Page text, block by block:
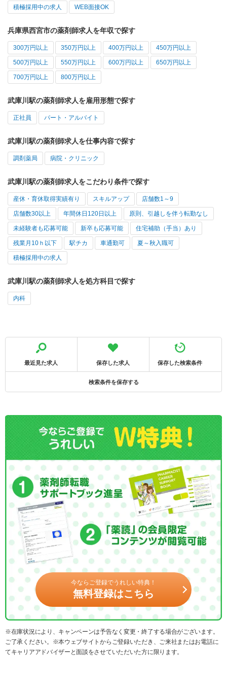
積極採用中の求人 WEB面接OK
兵庫県西宮市の薬剤師求人を年収で探す
300万円以上 350万円以上 400万円以上 450万円以上
500万円以上 550万円以上 600万円以上 650万円以上
700万円以上 800万円以上
武庫川駅の薬剤師求人を雇用形態で探す
正社員 パート・アルバイト
武庫川駅の薬剤師求人を仕事内容で探す
調剤薬局 病院・クリニック
武庫川駅の薬剤師求人をこだわり条件で探す
産休・育休取得実績有り スキルアップ 店舗数1～9
店舗数30以上 年間休日120日以上 原則、引越しを伴う転勤なし
未経験者も応募可能 新卒も応募可能 住宅補助（手当）あり
残業月10ｈ以下 駅チカ 車通勤可 夏～秋入職可
積極採用中の求人
武庫川駅の薬剤師求人を処方科目で探す
内科
最近見た求人 保存した求人 保存した検索条件
検索条件を保存する
今ならご登録でうれしい特典！
無料登録はこちら
※在庫状況により、キャンペーンは予告なく変更・終了する場合がございます。
ご了承ください。※本ウェブサイトからご登録いただき、ご来社またはお電話に
てキャリアアドバイザーと面談をさせていただいた方に限ります。